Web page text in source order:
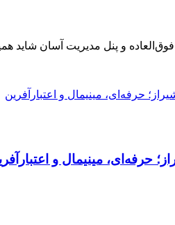
و پنل مدیریت آسان شاید
مینیمال و